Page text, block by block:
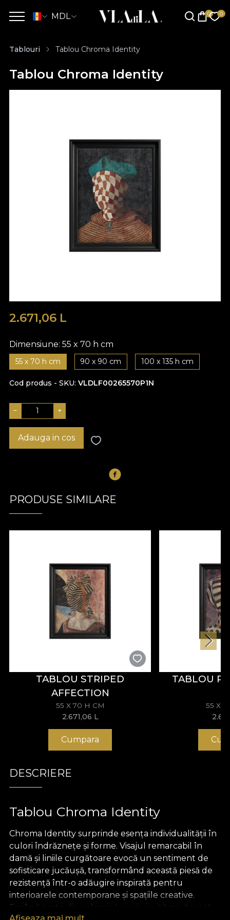
MDL
Tablouri Tablou Chroma Identity
Tablou Chroma Identity
2.671,06 L
Dimensiune: 55 x 70 h cm
55 x 70 h cm 90 x 90 cm 100 x 135 h cm
Cod produs - SKU VLDLF00265570P1N
− +
Adauga in cos
PRODUSE SIMILARE
TABLOU STRIPED
AFFECTION
55 X 70 H CM
2.671,06 L
Cumpara
TABLOU
55 X
DESCRIERE
Tablou Chroma Identity
Chroma Identity surprinde esența individualității în
culori îndrăznețe și forme. Visajul remarcabil în
damă și liniile curgătoare evocă un sentiment de
sofisticare jucăușă, transformând această piesă de
rezistență într-o adăugire inspirată pentru
interioarele contemporane și spațiile creative.
Facând parte din colecția Love is, invită privitorii să